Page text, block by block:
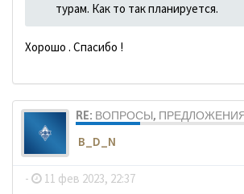
турам. Как то так планируется.
Хорошо . Спасибо !
RE: ВОПРОСЫ,
B_D_N
- 11 фев 2023, 22:37